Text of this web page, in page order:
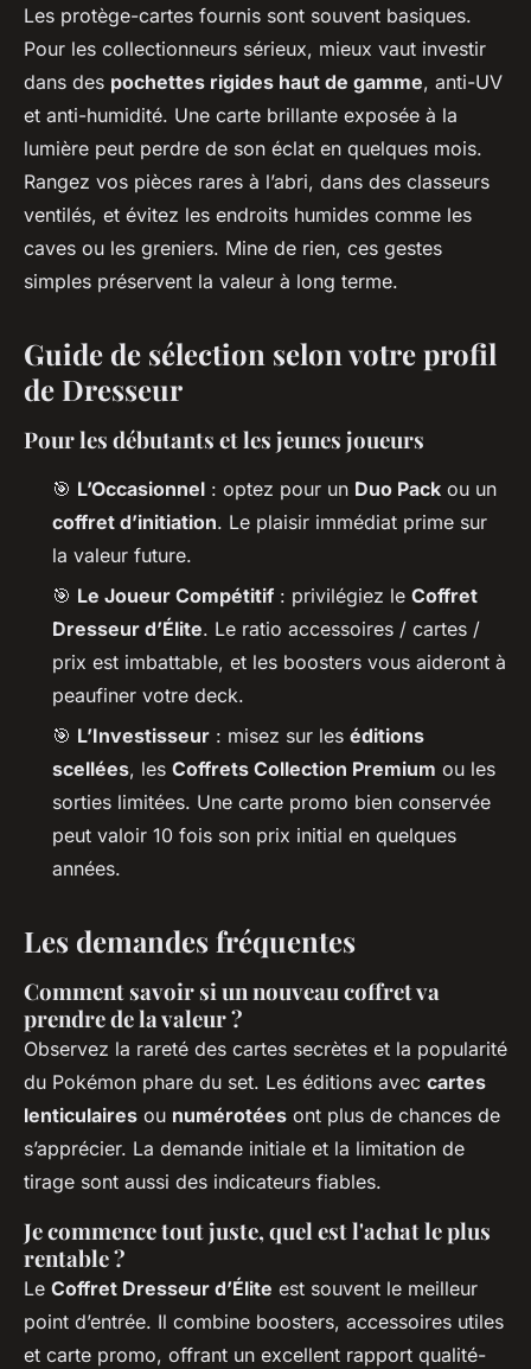
Les protège-cartes fournis sont souvent basiques.
Pour les collectionneurs sérieux, mieux vaut investir
dans des pochettes rigides haut de gamme, anti-UV
et anti-humidité. Une carte brillante exposée à la
lumière peut perdre de son éclat en quelques mois.
Rangez vos pièces rares à l’abri, dans des classeurs
ventilés, et évitez les endroits humides comme les
caves ou les greniers. Mine de rien, ces gestes
simples préservent la valeur à long terme.
Guide de sélection selon votre profil
de Dresseur
Pour les débutants et les jeunes joueurs
🎯 L’Occasionnel : optez pour un Duo Pack ou un
coffret d’initiation. Le plaisir immédiat prime sur
la valeur future.
🎯 Le Joueur Compétitif : privilégiez le Coffret
Dresseur d’Élite. Le ratio accessoires / cartes /
prix est imbattable, et les boosters vous aideront à
peaufiner votre deck.
🎯 L’Investisseur : misez sur les éditions
scellées, les Coffrets Collection Premium ou les
sorties limitées. Une carte promo bien conservée
peut valoir 10 fois son prix initial en quelques
années.
Les demandes fréquentes
Comment savoir si un nouveau coffret va
prendre de la valeur ?
Observez la rareté des cartes secrètes et la popularité
du Pokémon phare du set. Les éditions avec cartes
lenticulaires ou numérotées ont plus de chances de
s’apprécier. La demande initiale et la limitation de
tirage sont aussi des indicateurs fiables.
Je commence tout juste, quel est l'achat le plus
rentable ?
Le Coffret Dresseur d’Élite est souvent le meilleur
point d’entrée. Il combine boosters, accessoires utiles
et carte promo, offrant un excellent rapport qualité-